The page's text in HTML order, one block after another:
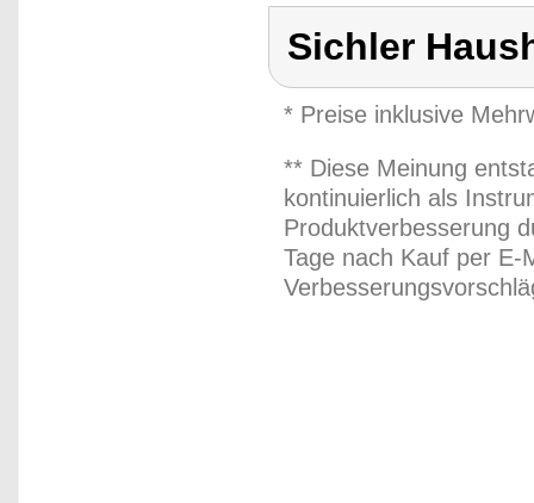
Sichler
* Preise inklusive
** Diese Meinung
kontinuierlich als
Produktverbesserung
Tage nach Kauf per E-